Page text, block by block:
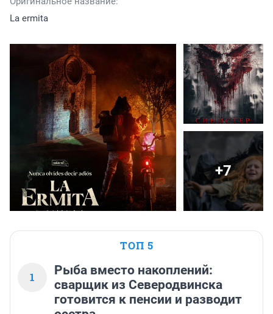
La ermita
+7
ТОП 5
1
Рыба вместо накоплений:
сварщик из Северодвинска
готовится к пенсии и разводит